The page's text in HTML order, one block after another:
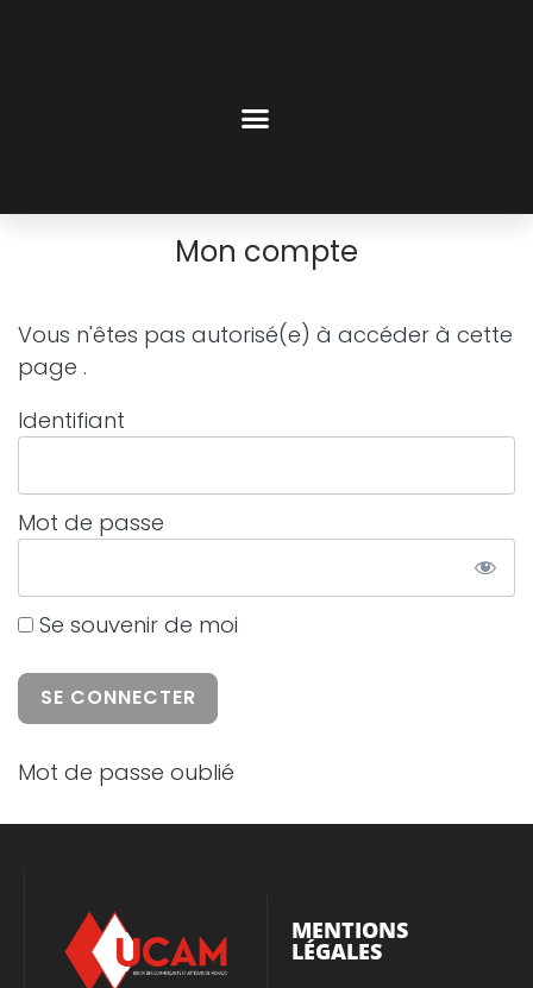
Mon compte
Vous n'êtes pas autorisé(e) à accéder à cette
page .
Identifiant
Mot de passe
Se souvenir de moi
Mot de passe oublié
MENTIONS
LÉGALES